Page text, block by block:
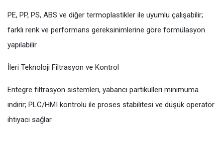
PE, PP, PS, ABS ve diğer termoplastikler ile uyumlu çalışabilir;
farklı renk ve performans gereksinimlerine göre formülasyon
yapılabilir.
İleri Teknoloji Filtrasyon ve Kontrol
Entegre filtrasyon sistemleri, yabancı partikülleri minimuma
indirir; PLC/HMI kontrolü ile proses stabilitesi ve düşük operatör
ihtiyacı sağlar.